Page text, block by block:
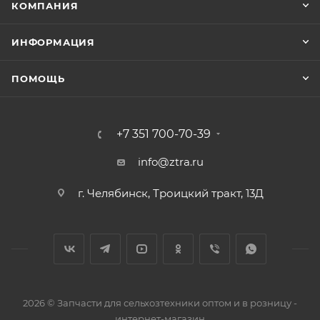
КОМПАНИЯ
ИНФОРМАЦИЯ
ПОМОЩЬ
+7 351 700-70-39
info@ztra.ru
г. Челябинск, Троицкий тракт, 13Д
2026 © Запчасти для сельхозтехники оптом и в розницу -